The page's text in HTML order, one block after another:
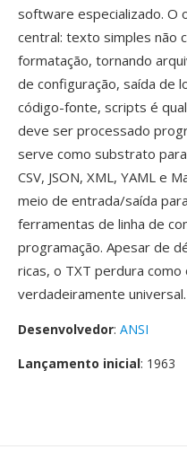
software especializado. O
central: texto simples não
formatação, tornando
de configuração, saída de
código-fonte, scripts é
deve ser processado
serve como substrato
CSV, JSON, XML, YAML e
meio de entrada/saída
ferramentas de linha de
programação. Apesar de
ricas, o TXT perdura
verdadeiramente universal.
Desenvolvedor: ANSI
Lançamento inicial: 1963